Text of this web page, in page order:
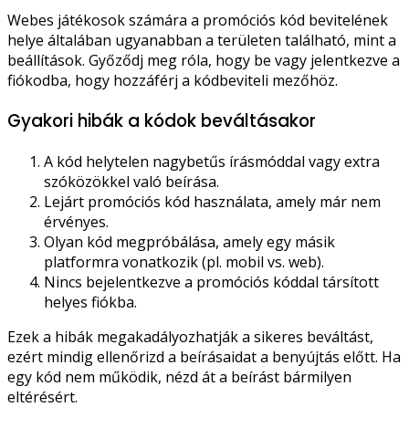
Webes játékosok számára a promóciós kód bevitelének
helye általában ugyanabban a területen található, mint a
beállítások. Győződj meg róla, hogy be vagy jelentkezve a
fiókodba, hogy hozzáférj a kódbeviteli mezőhöz.
Gyakori hibák a kódok beváltásakor
A kód helytelen nagybetűs írásmóddal vagy extra
szóközökkel való beírása.
Lejárt promóciós kód használata, amely már nem
érvényes.
Olyan kód megpróbálása, amely egy másik
platformra vonatkozik (pl. mobil vs. web).
Nincs bejelentkezve a promóciós kóddal társított
helyes fiókba.
Ezek a hibák megakadályozhatják a sikeres beváltást,
ezért mindig ellenőrizd a beírásaidat a benyújtás előtt. Ha
egy kód nem működik, nézd át a beírást bármilyen
eltérésért.